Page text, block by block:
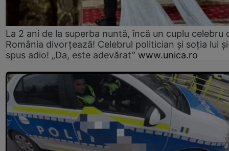
La 2 ani de la superba nuntă, încă un cuplu celebru
România divorțează! Celebrul politician și soția lui
spus adio! „Da, este adevărat” www.unica.ro